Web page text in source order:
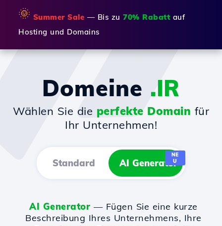
🌞 Summer Sale — Bis zu 70% Rabatt auf
Hosting und Domains
Domeine .IR
Wählen Sie die perfekte Domain für
Ihr Unternehmen!
Standard AI Generator
NE
U
AI Generator — Fügen Sie eine kurze
Beschreibung Ihres Unternehmens, Ihre